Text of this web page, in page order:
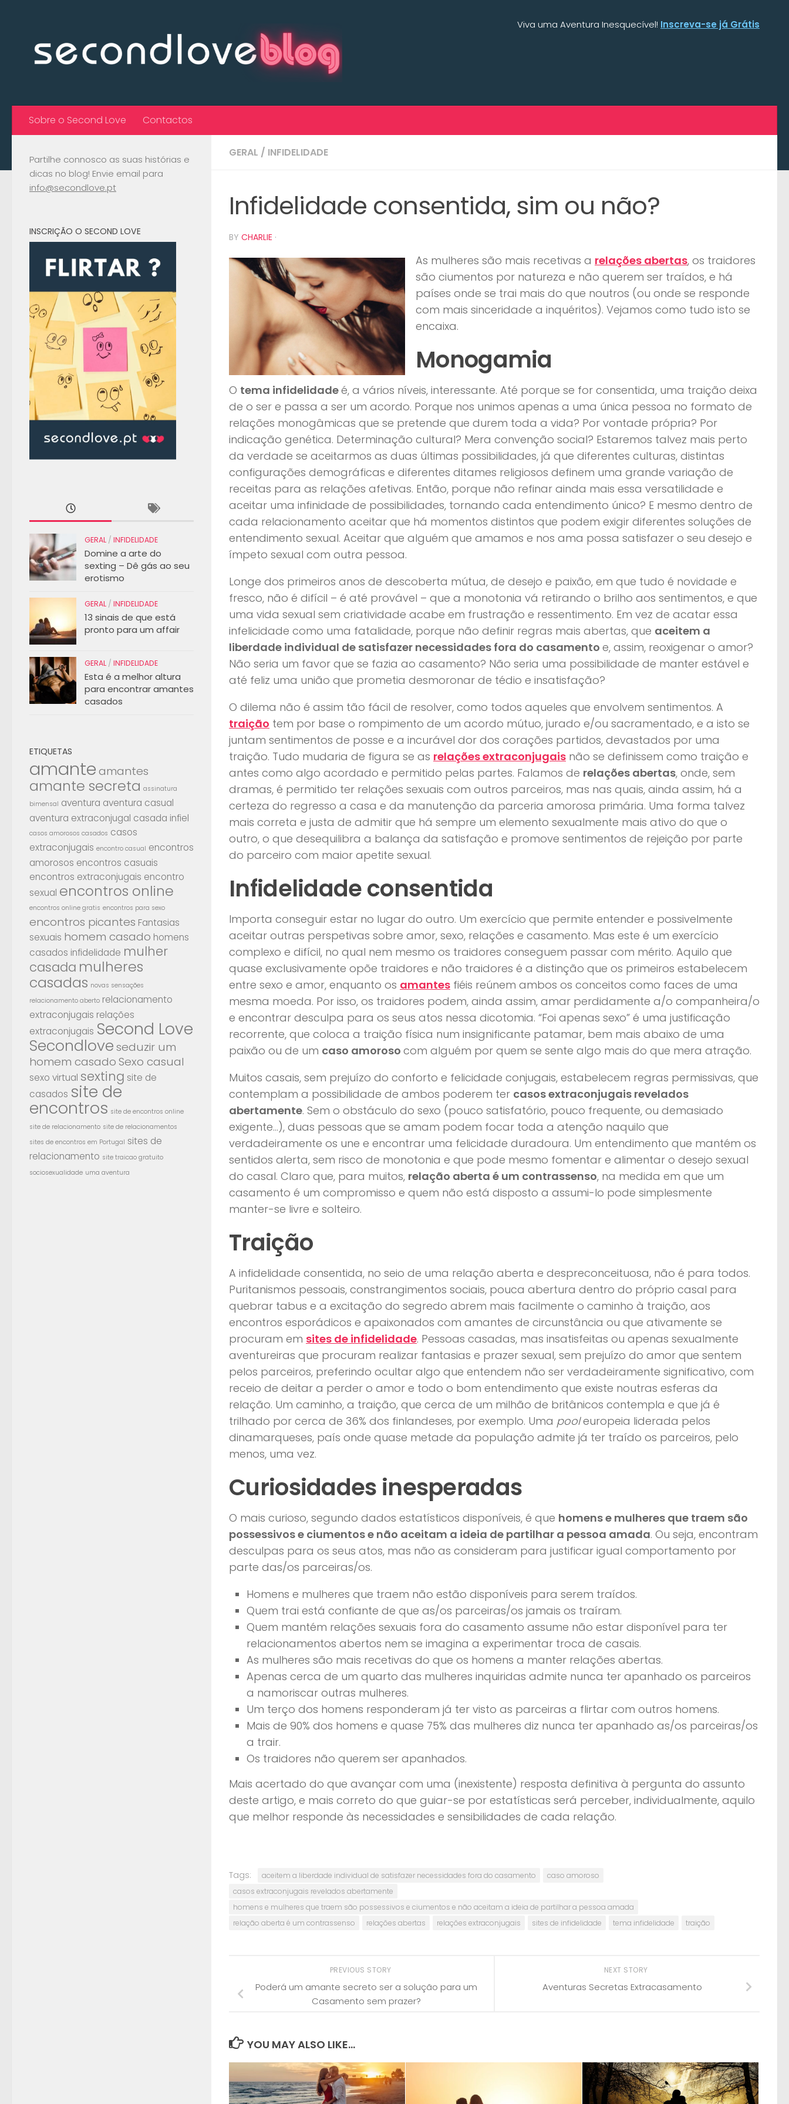
Viva uma Aventura Inesquecível! Inscreva-se já Grátis
Sobre o Second Love Contactos
GERAL / INFIDELIDADE
Infidelidade consentida, sim ou não?
BY CHARLIE ·
As mulheres são mais recetivas a relações abertas, os traidores
são ciumentos por natureza e não querem ser traídos, e há
países onde se trai mais do que noutros (ou onde se responde
com mais sinceridade a inquéritos). Vejamos como tudo isto se
encaixa.
Monogamia
O tema infidelidadeé, a vários níveis, interessante. Até porque se for consentida, uma traição deixa
de o ser e passa a ser um acordo. Porque nos unimos apenas a uma única pessoa no formato de
relações monogâmicas que se pretende que durem toda a vida? Por vontade própria? Por
indicação genética. Determinação cultural? Mera convenção social? Estaremos talvez mais perto
da verdade se aceitarmos as duas últimas possibilidades, já que diferentes culturas, distintas
configurações demográficas e diferentes ditames religiosos definem uma grande variação de
receitas para as relações afetivas. Então, porque não refinar ainda mais essa versatilidade e
aceitar uma infinidade de possibilidades, tornando cada entendimento único? E mesmo dentro de
cada relacionamento aceitar que há momentos distintos que podem exigir diferentes soluções de
entendimento sexual. Aceitar que alguém que amamos e nos ama possa satisfazer o seu desejo e
ímpeto sexual com outra pessoa.
Longe dos primeiros anos de descoberta mútua, de desejo e paixão, em que tudo é novidade e
fresco, não é difícil – é até provável – que a monotonia vá retirando o brilho aos sentimentos, e que
uma vida sexual sem criatividade acabe em frustração e ressentimento. Em vez de acatar essa
infelicidade como uma fatalidade, porque não definir regras mais abertas, que aceitem a
liberdade individual de satisfazer necessidades fora do casamento e, assim, reoxigenar o amor?
Não seria um favor que se fazia ao casamento? Não seria uma possibilidade de manter estável e
até feliz uma união que prometia desmoronar de tédio e insatisfação?
O dilema não é assim tão fácil de resolver, como todos aqueles que envolvem sentimentos. A
traição tem por base o rompimento de um acordo mútuo, jurado e/ou sacramentado, e a isto se
juntam sentimentos de posse e a incurável dor dos corações partidos, devastados por uma
traição. Tudo mudaria de figura se as relações extraconjugais não se definissem como traição e
antes como algo acordado e permitido pelas partes. Falamos de relações abertas, onde, sem
dramas, é permitido ter relações sexuais com outros parceiros, mas nas quais, ainda assim, há a
certeza do regresso a casa e da manutenção da parceria amorosa primária. Uma forma talvez
mais correta e justa de admitir que há sempre um elemento sexualmente mais ativo do que o
outro, o que desequilibra a balança da satisfação e promove sentimentos de rejeição por parte
do parceiro com maior apetite sexual.
Infidelidade consentida
Importa conseguir estar no lugar do outro. Um exercício que permite entender e possivelmente
aceitar outras perspetivas sobre amor, sexo, relações e casamento. Mas este é um exercício
complexo e difícil, no qual nem mesmo os traidores conseguem passar com mérito. Aquilo que
quase exclusivamente opõe traidores e não traidores é a distinção que os primeiros estabelecem
entre sexo e amor, enquanto os amantes fiéis reúnem ambos os conceitos como faces de uma
mesma moeda. Por isso, os traidores podem, ainda assim, amar perdidamente a/o companheira/o
e encontrar desculpa para os seus atos nessa dicotomia. “Foi apenas sexo” é uma justificação
recorrente, que coloca a traição física num insignificante patamar, bem mais abaixo de uma
paixão ou de um caso amoroso com alguém por quem se sente algo mais do que mera atração.
Muitos casais, sem prejuízo do conforto e felicidade conjugais, estabelecem regras permissivas, que
contemplam a possibilidade de ambos poderem ter casos extraconjugais revelados
abertamente. Sem o obstáculo do sexo (pouco satisfatório, pouco frequente, ou demasiado
exigente…), duas pessoas que se amam podem focar toda a atenção naquilo que
verdadeiramente os une e encontrar uma felicidade duradoura. Um entendimento que mantém os
sentidos alerta, sem risco de monotonia e que pode mesmo fomentar e alimentar o desejo sexual
do casal. Claro que, para muitos, relação aberta é um contrassenso, na medida em que um
casamento é um compromisso e quem não está disposto a assumi-lo pode simplesmente
manter-se livre e solteiro.
Traição
A infidelidade consentida, no seio de uma relação aberta e despreconceituosa, não é para todos.
Puritanismos pessoais, constrangimentos sociais, pouca abertura dentro do próprio casal para
quebrar tabus e a excitação do segredo abrem mais facilmente o caminho à traição, aos
encontros esporádicos e apaixonados com amantes de circunstância ou que ativamente se
procuram em sites de infidelidade. Pessoas casadas, mas insatisfeitas ou apenas sexualmente
aventureiras que procuram realizar fantasias e prazer sexual, sem prejuízo do amor que sentem
pelos parceiros, preferindo ocultar algo que entendem não ser verdadeiramente significativo, com
receio de deitar a perder o amor e todo o bom entendimento que existe noutras esferas da
relação. Um caminho, a traição, que cerca de um milhão de britânicos contempla e que já é
trilhado por cerca de 36% dos finlandeses, por exemplo. Uma pooleuropeia liderada pelos
dinamarqueses, país onde quase metade da população admite já ter traído os parceiros, pelo
menos, uma vez.
Curiosidades inesperadas
O mais curioso, segundo dados estatísticos disponíveis, é que homens e mulheres que traem são
possessivos e ciumentos e não aceitam a ideia de partilhar a pessoa amada. Ou seja, encontram
desculpas para os seus atos, mas não as consideram para justificar igual comportamento por
parte das/os parceiras/os.
Homens e mulheres que traem não estão disponíveis para serem traídos.
Quem trai está confiante de que as/os parceiras/os jamais os traíram.
Quem mantém relações sexuais fora do casamento assume não estar disponível para ter
relacionamentos abertos nem se imagina a experimentar troca de casais.
As mulheres são mais recetivas do que os homens a manter relações abertas.
Apenas cerca de um quarto das mulheres inquiridas admite nunca ter apanhado os parceiros
a namoriscar outras mulheres.
Um terço dos homens responderam já ter visto as parceiras a flirtar com outros homens.
Mais de 90% dos homens e quase 75% das mulheres diz nunca ter apanhado as/os parceiras/os
a trair.
Os traidores não querem ser apanhados.
Mais acertado do que avançar com uma (inexistente) resposta definitiva à pergunta do assunto
deste artigo, e mais correto do que guiar-se por estatísticas será perceber, individualmente, aquilo
que melhor responde às necessidades e sensibilidades de cada relação.
Tags: aceitem a liberdade individual de satisfazer necessidades fora do casamento
caso amoroso
casos extraconjugais revelados abertamente
homens e mulheres que traem são possessivos e ciumentos e não aceitam a ideia de partilhar a pessoa amada
relação aberta é um contrassenso
relações abertas relações extraconjugais sites de infidelidade tema infidelidade traição
NEXT STORY
Aventuras Secretas Extracasamento
PREVIOUS STORY
Poderá um amante secreto ser a solução para um
Casamento sem prazer?
YOU MAY ALSO LIKE...
Partilhe connosco as suas histórias e
dicas no blog! Envie email para
info@secondlove.pt
INSCRIÇÃO O SECOND LOVE
GERAL / INFIDELIDADE
Domine a arte do
sexting – Dê gás ao seu
erotismo
GERAL / INFIDELIDADE
13 sinais de que está
pronto para um affair
GERAL / INFIDELIDADE
Esta é a melhor altura
para encontrar amantes
casados
ETIQUETAS
amanteamantes
amante secreta assinatura
bimensal aventura aventura casual
aventura extraconjugal casada infiel
casos amorosos casados casos
extraconjugais encontro casual encontros
amorosos encontros casuais
encontros extraconjugais encontro
sexual encontros online
encontros online gratis encontros para sexo
encontros picantes Fantasias
sexuais homem casado homens
casados infidelidade mulher
casada mulheres
casadas novas sensações
relacionamento aberto relacionamento
extraconjugais relações
extraconjugais Second Love
Secondloveseduzir um
homem casadoSexo casual
sexo virtual sexting site de
casados site de
encontros site de encontros online
site de relacionamento site de relacionamentos
sites de encontros em Portugal sites de
relacionamento site traicao gratuito
sociosexualidade uma aventura